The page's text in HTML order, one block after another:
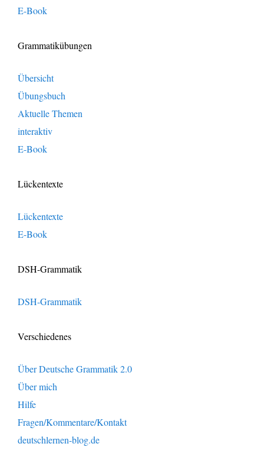
E-Book
Grammatikübungen
Übersicht
Übungsbuch
Aktuelle Themen
interaktiv
E-Book
Lückentexte
Lückentexte
E-Book
DSH-Grammatik
DSH-Grammatik
Verschiedenes
Über Deutsche Grammatik 2.0
Über mich
Hilfe
Fragen/Kommentare/Kontakt
deutschlernen-blog.de